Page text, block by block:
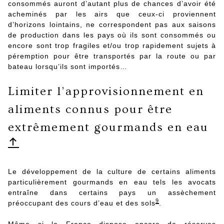
consommés auront d’autant plus de chances d’avoir été
acheminés par les airs que ceux-ci proviennent
d’horizons lointains, ne correspondent pas aux saisons
de production dans les pays où ils sont consommés ou
encore sont trop fragiles et/ou trop rapidement sujets à
péremption pour être transportés par la route ou par
bateau lorsqu’ils sont importés…
Limiter l’approvisionnement en
aliments connus pour être
extrêmement gourmands en eau
Le développement de la culture de certains aliments
particulièrement gourmands en eau tels les avocats
entraîne dans certains pays un assèchement
préoccupant des cours d’eau et des sols9